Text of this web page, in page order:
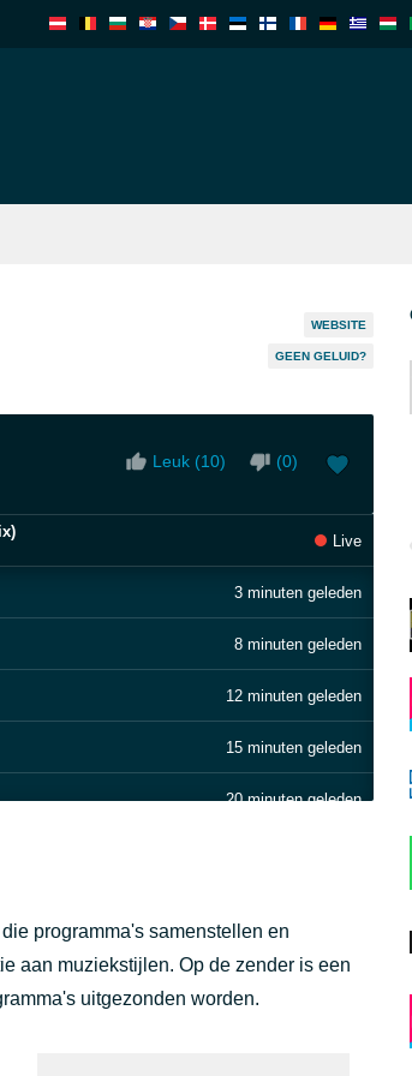
WEBSITE
GEEN GELUID?
Leuk (10) (0)
Live
3 minuten geleden
8 minuten geleden
12 minuten geleden
15 minuten geleden
20 minuten geleden
38 minuten geleden
41 minuten geleden
programma's samenstellen en
aan muziekstijlen. Op de zender is een
uitgezonden worden.